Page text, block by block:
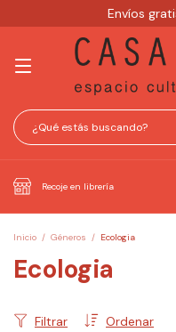
Envíos
Recoje en librería
Inicio / Géneros / Ecologia
Ecologia
Ordenar
Filtrar